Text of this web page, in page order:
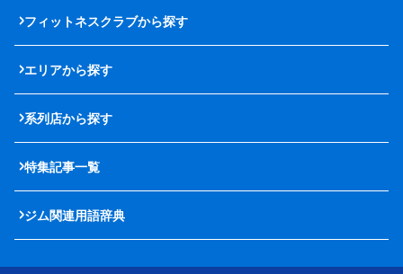
フィットネスクラブから探す
エリアから探す
系列店から探す
特集記事一覧
ジム関連用語辞典